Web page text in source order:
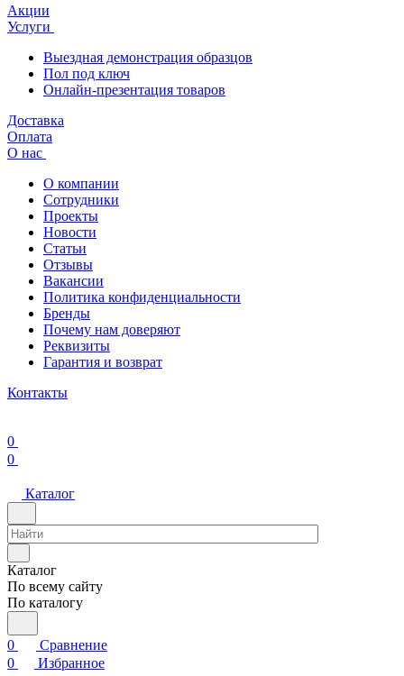
Акции
Услуги
Выездная демонстрация образцов
Пол под ключ
Онлайн-презентация товаров
Доставка
Оплата
О нас
О компании
Сотрудники
Проекты
Новости
Статьи
Отзывы
Вакансии
Политика конфиденциальности
Бренды
Почему нам доверяют
Реквизиты
Гарантия и возврат
Контакты
0
0
Каталог
Каталог
По всему сайту
По каталогу
0
Сравнение
0
Избранное